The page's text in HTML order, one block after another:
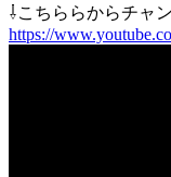
⇩こちららからチャ
https://